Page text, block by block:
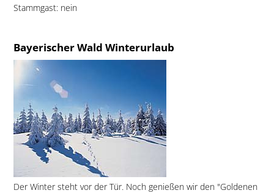
Stammgast: nein
Bayerischer Wald Winterurlaub
Der Winter steht vor der Tür. Noch genießen wir den "Goldenen